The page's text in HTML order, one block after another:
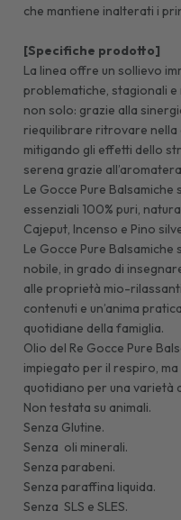
che mantiene inalterati i
[Specifiche prodotto]
La linea offre un sollievo
problematiche, stagionali
non solo: grazie alla
riequilibrare ritrovare nella
mitigando gli effetti dello
serena grazie
Le Gocce Pure
essenziali 100% puri,
Cajeput, Incenso e Pino
Le Gocce Pure Balsamiche
nobile, in grado di
alle proprietà mio-
contenuti e un’anima
quotidiane della famiglia.
Olio del Re Gocce Pure
impiegato per il respiro,
quotidiano per una varietà
Non testata su animali.
Senza Glutine.
Senza oli minerali.
Senza parabeni.
Senza paraffina liquida.
Senza SLS e SLES.